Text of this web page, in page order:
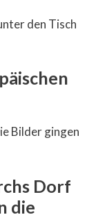
den Tisch
Bilder gingen
Dorf
die